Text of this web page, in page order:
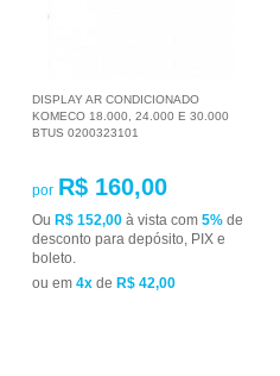
DISPLAY AR CONDICIONADO
KOMECO 18.000, 24.000 E 30.000
BTUS 0200323101
por R$ 160,00
Ou R$ 152,00 à vista com 5% de
desconto para depósito, PIX e
boleto.
ou em 4x de R$ 42,00